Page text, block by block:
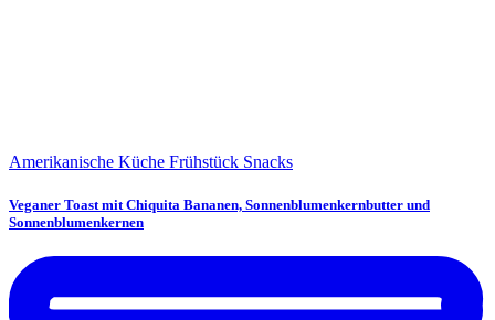
Amerikanische Küche Frühstück Snacks
Veganer Toast mit Chiquita Bananen, Sonnenblumenkernbutter und
Sonnenblumenkernen